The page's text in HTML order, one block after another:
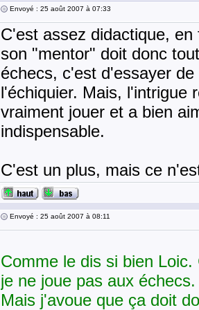
Envoyé : 25 août 2007 à 07:33
C'est assez didactique,
son "mentor" doit donc
échecs, c'est d'essayer
l'échiquier. Mais, l'intrigue
vraiment jouer et a bien
indispensable.
C'est un plus, mais ce
Envoyé : 25 août 2007 à 08:11
Comme le dis si bien
je ne joue pas aux échecs.
Mais j'avoue que ça doit